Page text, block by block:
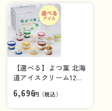
【選べる】よつ葉 北海
道アイスクリーム12個
シ】
6,696円（税込）